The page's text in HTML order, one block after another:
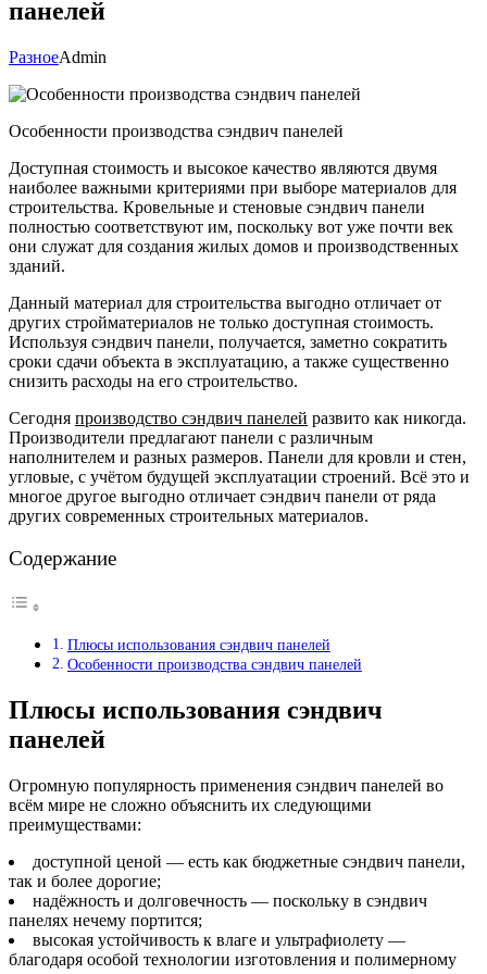
панелей
РазноеAdmin
Особенности производства сэндвич панелей
Доступная стоимость и высокое качество являются двумя
наиболее важными критериями при выборе материалов для
строительства. Кровельные и стеновые сэндвич панели
полностью соответствуют им, поскольку вот уже почти век
они служат для создания жилых домов и производственных
зданий.
Данный материал для строительства выгодно отличает от
других стройматериалов не только доступная стоимость.
Используя сэндвич панели, получается, заметно сократить
сроки сдачи объекта в эксплуатацию, а также существенно
снизить расходы на его строительство.
Сегодня производство сэндвич панелей развито как никогда.
Производители предлагают панели с различным
наполнителем и разных размеров. Панели для кровли и стен,
угловые, с учётом будущей эксплуатации строений. Всё это и
многое другое выгодно отличает сэндвич панели от ряда
других современных строительных материалов.
Содержание
Плюсы использования сэндвич панелей
Особенности производства сэндвич панелей
Плюсы использования сэндвич
панелей
Огромную популярность применения сэндвич панелей во
всём мире не сложно объяснить их следующими
преимуществами:
доступной ценой — есть как бюджетные сэндвич панели,
так и более дорогие;
надёжность и долговечность — поскольку в сэндвич
панелях нечему портится;
высокая устойчивость к влаге и ультрафиолету —
благодаря особой технологии изготовления и полимерному